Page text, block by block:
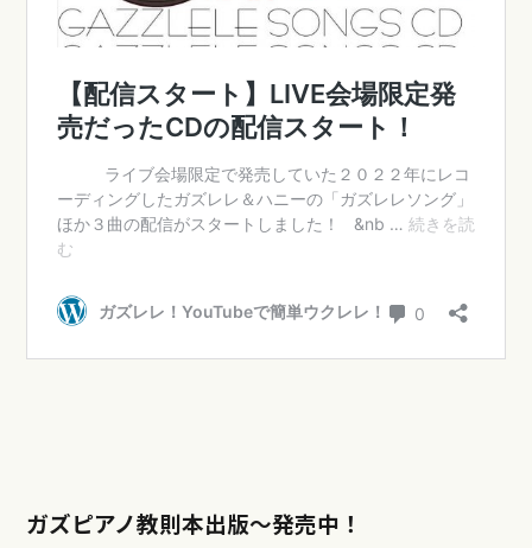
ガズピアノ教則本出版〜発売中！